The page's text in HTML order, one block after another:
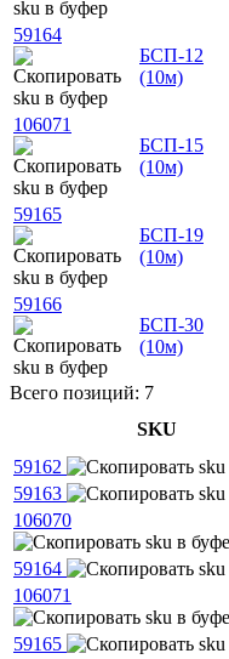
59164
БСП-12
(10м)
106071
БСП-15
(10м)
59165
БСП-19
(10м)
59166
БСП-30
(10м)
Всего позиций: 7
SKU
59162
59163
106070
59164
106071
59165